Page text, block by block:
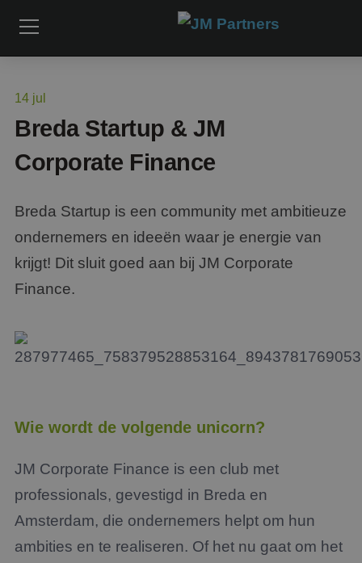
14 jul
Breda Startup & JM
Corporate Finance
Breda Startup is een community met ambitieuze
ondernemers en ideeën waar je energie van
krijgt! Dit sluit goed aan bij JM Corporate
Finance.
Wie wordt de volgende unicorn?
JM Corporate Finance is een club met
professionals, gevestigd in Breda en
Amsterdam, die ondernemers helpt om hun
ambities en te realiseren. Of het nu gaat om het